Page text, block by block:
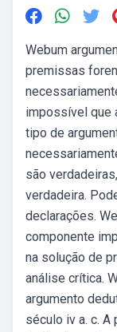
Webum
premissas
impossível que
tipo de
são
verdadeira.
declarações.
componente
na solução de
análise crítica.
argumento
século iv a. c. A